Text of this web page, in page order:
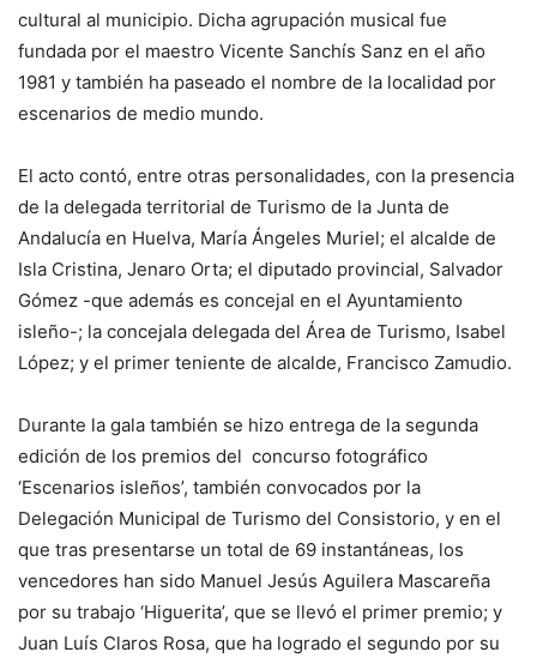
cultural al municipio. Dicha agrupación musical fue
fundada por el maestro Vicente Sanchís Sanz en el año
1981 y también ha paseado el nombre de la localidad por
escenarios de medio mundo.
El acto contó, entre otras personalidades, con la presencia
de la delegada territorial de Turismo de la Junta de
Andalucía en Huelva, María Ángeles Muriel; el alcalde de
Isla Cristina, Jenaro Orta; el diputado provincial, Salvador
Gómez -que además es concejal en el Ayuntamiento
isleño-; la concejala delegada del Área de Turismo, Isabel
López; y el primer teniente de alcalde, Francisco Zamudio.
Durante la gala también se hizo entrega de la segunda
edición de los premios del concurso fotográfico
‘Escenarios isleños’, también convocados por la
Delegación Municipal de Turismo del Consistorio, y en el
que tras presentarse un total de 69 instantáneas, los
vencedores han sido Manuel Jesús Aguilera Mascareña
por su trabajo ‘Higuerita’, que se llevó el primer premio; y
Juan Luís Claros Rosa, que ha logrado el segundo por su